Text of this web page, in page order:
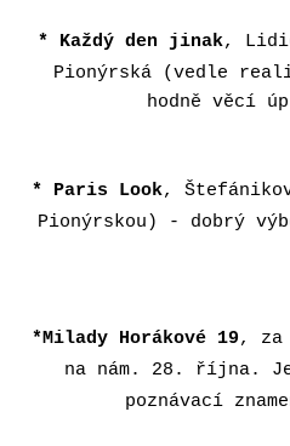
* Každý den jinak,
Pionýrská (vedle
hodně věcí
* Paris Look,
Pionýrskou) - dobrý
*Milady Horákové 19, za
na nám. 28. října.
poznávací